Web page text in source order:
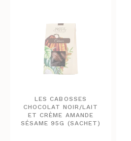
LES CABOSSES
CHOCOLAT NOIR/LAIT
ET CRÈME AMANDE
SÉSAME 95G (SACHET)